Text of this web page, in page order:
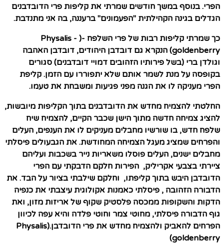
הפרי. בנוסף במשך חודשים שמרתי את קליפות פרי הדובדבנים
הגדלים בגינה הקהילתית "הפעמונים" ברעננה, בה אני מתנדבת.
כך שמרתי קליפות רבות של פרי השלפח
-( Physalis -
goldenberry
) הנקרא גם דובדבן היהודים, דובדבן האהבה
וגולדן ברי (בשל פירותיו הזהובים דמויי דובדבנים) סגורים
בקופסה על מנת לשמר אותם שלא יתפוררו עם הזמן. קליפת
הפרי מעניקה לו את הגנה מפני פגיעות ומשבחת את טעמו.
החלטתי להצמיח מחדש את הדובדבנים בתוך הקליפות מיובשות,
להציג צמיחה חדשה מתוך הישן שכבר הקיים, להצמיח שיח
שלפח חדש, בו שורשיו מחבלים מעניקים לו את הענפים, העלים
והפרחים שמציג מעגל הצמיחה המחודשת. את הגבעולים פיסלתי
מחבלים ישנים, העלים פוסלו משאריות נייר בשכבות ועליהם
ציירתי בצבעי אקריליק, הפירות חלקם הדבקתי עם הפרי
הדובדבן היבש בתוך קליפתו, וחלקם שילבתי בציור על הבד. את
הדבורה הזהובה , פיסלתי כאמנות אקולוגית עיצבתי את כנפיה
הדקות והשקופות ממכסה פלסטיק שקוף של אריזות מזון, ואת
גוף הדבורה פיסלתי, מחוטי צמר וחוטי פלדה והיא עפה לכיוון
הפרחים להאביק ולהצמיח מחדש את פרי הדובדבן.(Physalis
goldenberry
)